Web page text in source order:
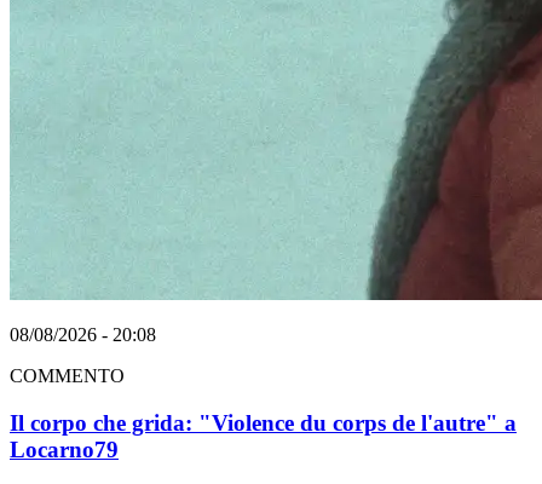
08/08/2026 - 20:08
COMMENTO
Il corpo che grida: "Violence du corps de l'autre" a
Locarno79